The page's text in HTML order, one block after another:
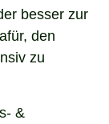
besser zur
den
zu
&